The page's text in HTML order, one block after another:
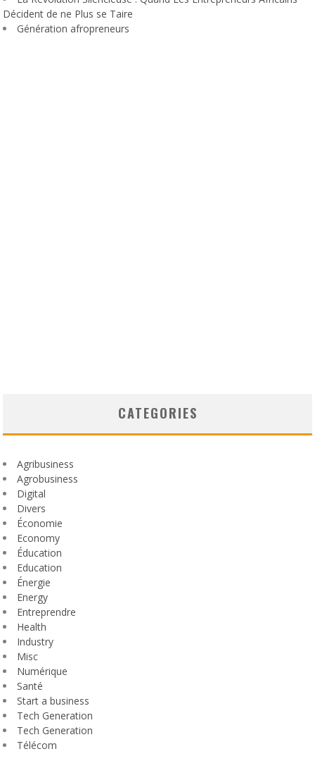
Décident de ne Plus se Taire
Génération afropreneurs
CATEGORIES
Agribusiness
Agrobusiness
Digital
Divers
Économie
Economy
Éducation
Education
Énergie
Energy
Entreprendre
Health
Industry
Misc
Numérique
Santé
Start a business
Tech Generation
Tech Generation
Télécom